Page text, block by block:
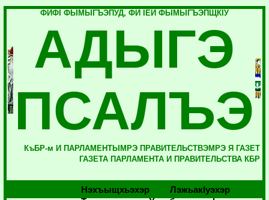
ФИФI ФЫМЫГЪЭПУД, ФИ IЕЙ ФЫМЫГЪЭПЩКIУ
АДЫГЭ
ПСАЛЪЭ
КъБР-м И ПАРЛАМЕНТЫМРЭ ПРАВИТЕЛЬСТВЭМРЭ Я ГАЗЕТ
ГАЗЕТА ПАРЛАМЕНТА И ПРАВИТЕЛЬСТВА КБР
Нэхъыщхьэхэр
Лэжьакlуэхэр